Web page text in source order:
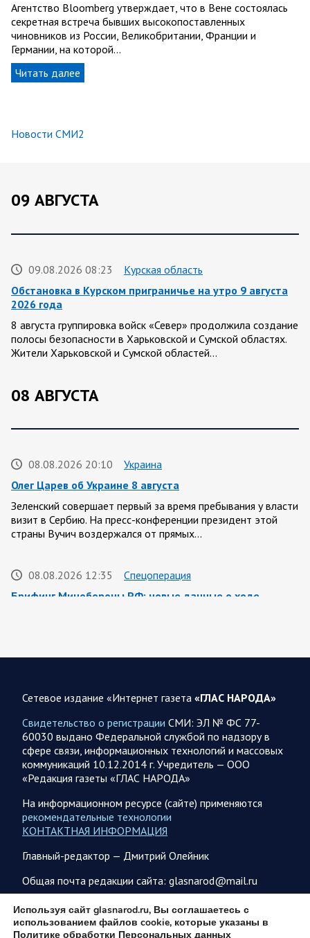
Агентство Bloomberg утверждает, что в Вене состоялась
секретная встреча бывших высокопоставленных
чиновников из России, Великобритании, Франции и
Германии, на которой…
Читать далее
Новости СМИ2
09 АВГУСТА
09.08.2026 08:23
Курская область
Обстановка в Курском приграничье на утро 9 августа
2026 года
8 августа группировка войск «Север» продолжила создание
полосы безопасности в Харьковской и Сумской областях.
Жители Харьковской и Сумской областей…
08 АВГУСТА
08.08.2026 20:10
Украина
Олег Царев об Украине 8 августа
Зеленский совершает первый за время пребывания у власти
визит в Сербию. На пресс-конференции президент этой
страны Вучич воздержался от прямых…
08.08.2026 12:35
Спецоперация
Брифинг Минобороны РФ: новые данные о ходе
представители группировок «Север», «Запад», «Центр»,
Сводка военных действий от Минобороны РФ 8
августа. Коротко
Группировка войск «Север» взяла под контроль населенный
пункт Ивановка в Харьковской области. Российские
вооруженные силы за последние сутки поразили…
08.08.2026 10:09
Спецоперация
В ночь 8 августа ВС РФ нанесли удары по объектам в 8
Олег Царев сообщает: Мониторинг противника насчитал
151 БПЛА, запущенный с территории России, из которых
якобы «сбиты/подавлены» – 135. В Киеве…
Сетевое издание «Интернет газета «ГЛАС НАРОДА»
Свидетельство о регистрации СМИ: ЭЛ № ФС 77-
60030 выдано Федеральной службой по надзору в
сфере связи, информационных технологий и массовых
коммуникаций 10.12.2014 г. Учредитель — ООО
«Редакция газеты «ГЛАС НАРОДА»
На информационном ресурсе (сайте) применяются
рекомендательные технологии
КОНТАКТНАЯ ИНФОРМАЦИЯ
Главный-редактор — Дмитрий Олейник
Общая почта редакции сайта: glasnarod@mail.ru
ПОДПИСКА
Используя сайт glasnarod.ru, Вы соглашаетесь с
использованием файлов cookie, которые указаны в
Политике обработки Персональных данных